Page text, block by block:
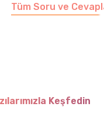
Tüm Soru ve
Keşfedin